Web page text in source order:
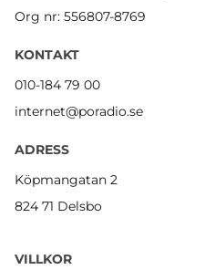
Org nr: 556807-8769
KONTAKT
010-184 79 00
internet@poradio.se
ADRESS
Köpmangatan 2
824 71 Delsbo
VILLKOR